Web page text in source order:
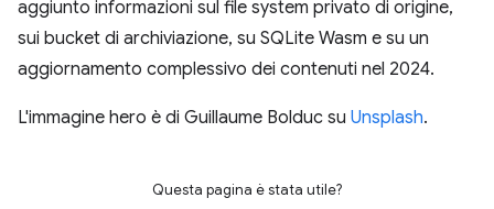
aggiunto informazioni sul file system privato di origine,
sui bucket di archiviazione, su SQLite Wasm e su un
aggiornamento complessivo dei contenuti nel 2024.
L'immagine hero è di Guillaume Bolduc su Unsplash.
Questa pagina è stata utile?